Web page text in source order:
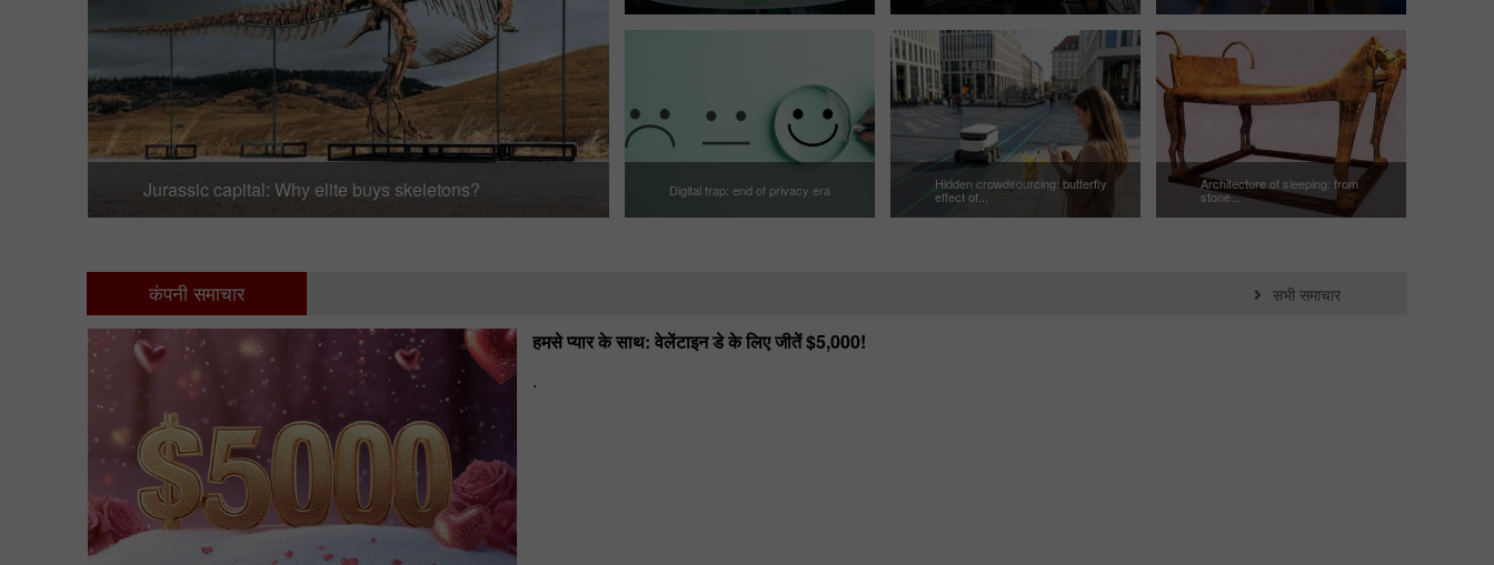
Jurassic capital: Why elite buys skeletons? Digital trap: end of privacy era Hidden crowdsourcing: butterfly
effect of...
Architecture of sleeping: from
stone...
कंपनी समाचार सभी समाचार
हमसे प्यार के साथ: वेलेंटाइन डे के लिए जीतें $5,000!